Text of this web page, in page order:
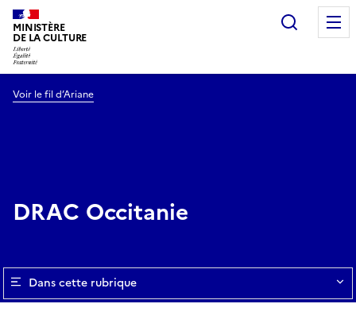
MINISTÈRE
DE LA CULTURE
Voir le fil d’Ariane
DRAC Occitanie
Dans cette rubrique